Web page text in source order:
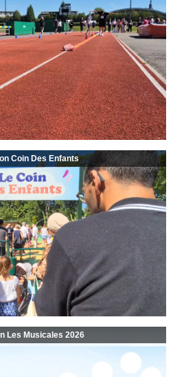
Coin Des Enfants
Les Musicales 2026